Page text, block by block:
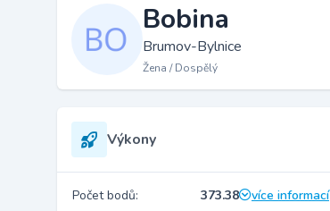
Bobina
Brumov-Bylnice
Žena / Dospělý
Výkony
Počet bodů: 373.38
více informací